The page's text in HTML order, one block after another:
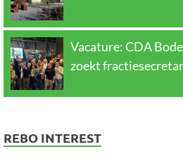
Vacature: CDA
zoekt
REBO INTEREST